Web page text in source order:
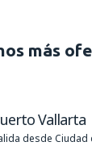
más
Vallarta
desde Ciudad